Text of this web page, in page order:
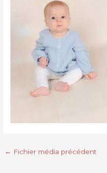
← Fichier média précédent